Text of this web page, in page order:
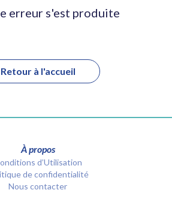
erreur s'est produite
Retour à l'accueil
À propos
d’Utilisation
de confidentialité
Nous contacter